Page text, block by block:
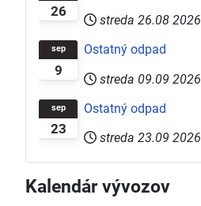
26
streda 26.08 2026
9
sep
Ostatný odpad
streda 09.09 2026
23
sep
Ostatný odpad
streda 23.09 2026
Kalendár vývozov